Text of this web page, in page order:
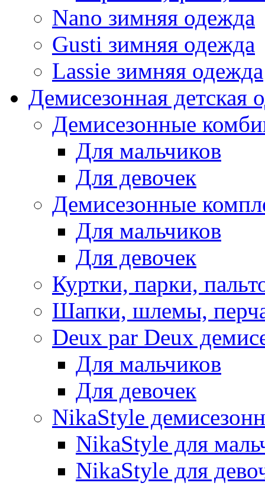
Nano зимняя одежда
Gusti зимняя одежда
Lassie зимняя одежда
Демисезонная детская
Демисезонные
Для мальчиков
Для девочек
Демисезонные
Для мальчиков
Для девочек
Куртки, парки,
Шапки, шлемы,
Deux par Deux
Для мальчиков
Для девочек
NikaStyle
NikaStyle для
NikaStyle для